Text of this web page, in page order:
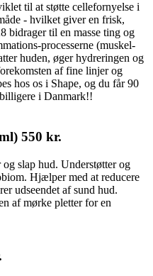
til at støtte cellefornyelse i
- hvilket giver en frisk,
bidrager til en masse ting og
processerne (muskel-
huden, øger hydreringen og
af fine linjer og
hos os i Shape, og du får 90
i Danmark!!
550 kr.
slap hud. Understøtter og
Hjælper med at reducere
udseendet af sund hud.
af mørke pletter for en